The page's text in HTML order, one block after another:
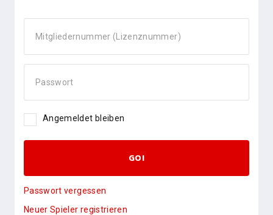
Mitgliedernummer (Lizenznummer)
Passwort
Angemeldet bleiben
GO!
Passwort vergessen
Neuer Spieler registrieren